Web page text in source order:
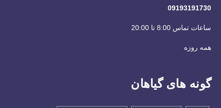
09193191730
ساعات تماس 8:00 تا 20:00
همه روزه
گونه های گیاهان